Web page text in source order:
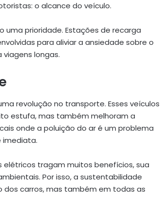
o alcance do veículo.
uma prioridade. Estações de recarga
para aliviar a ansiedade sobre o
longas.
revolução no transporte. Esses veículos
estufa, mas também melhoram a
onde a poluição do ar é um problema
imediata.
tragam muitos benefícios, sua
Por isso, a sustentabilidade
dos carros, mas também em todas as